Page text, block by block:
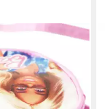
and Friends
Tasche D 15